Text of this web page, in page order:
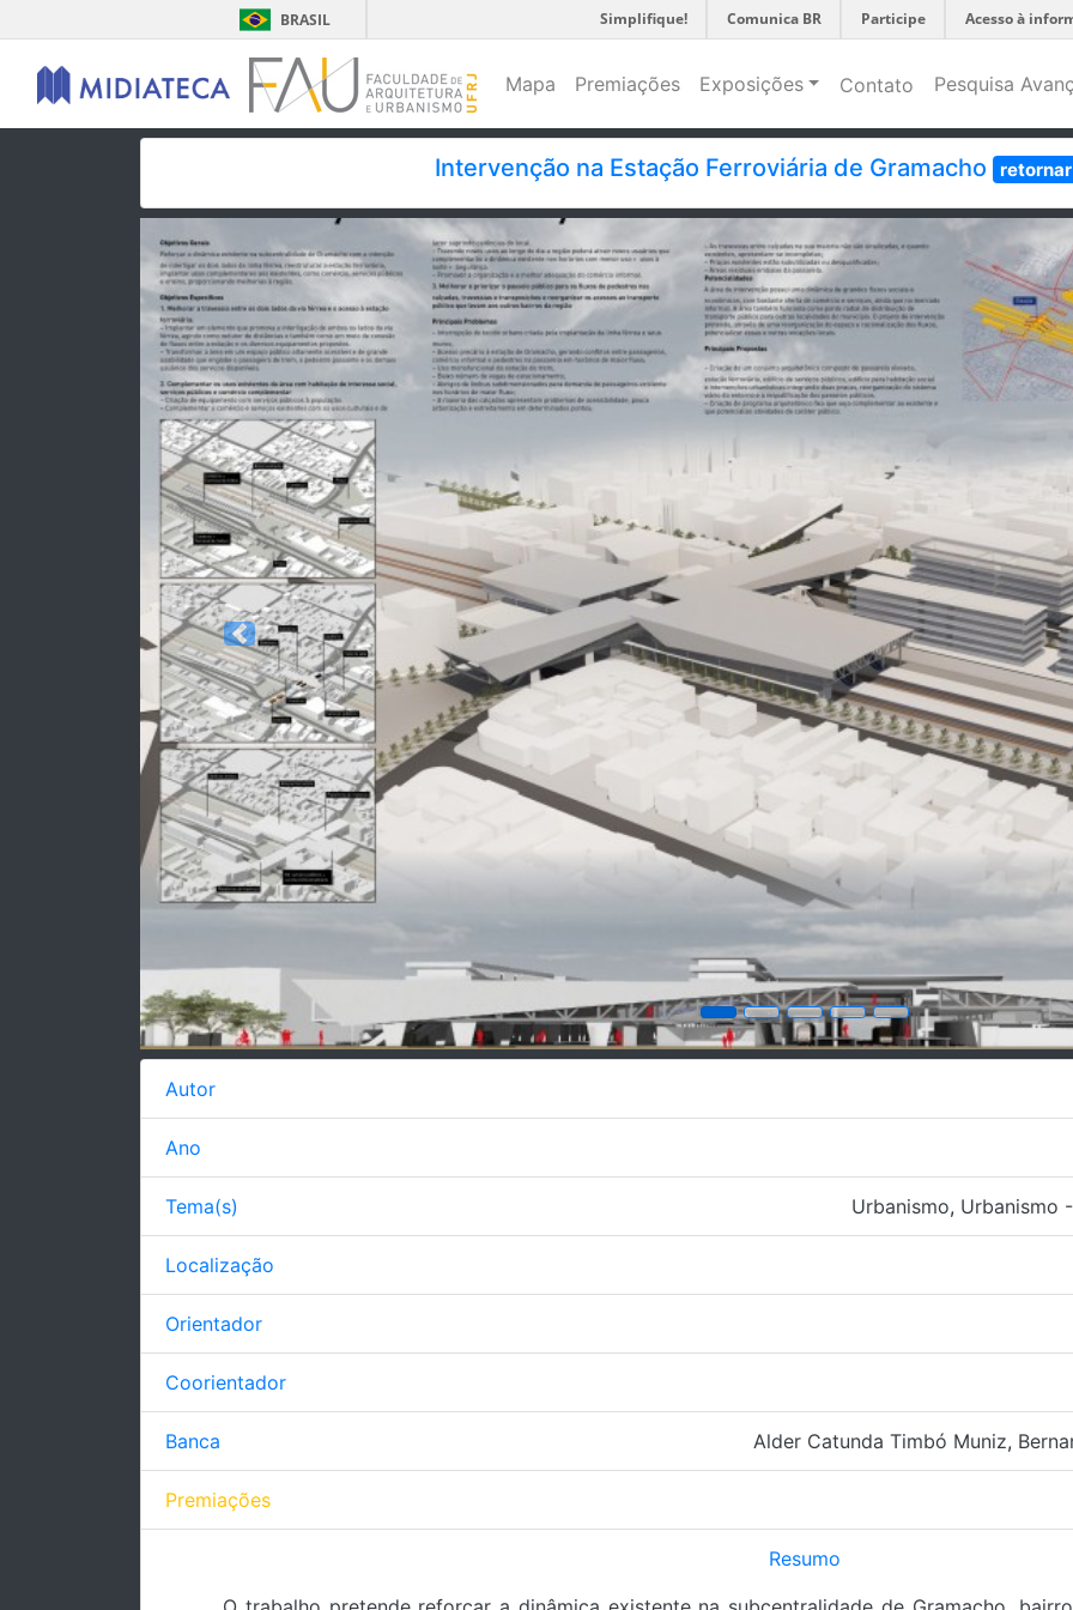
BRASIL Simplifique! Comunica BR Participe Acesso à
Mapa Premiações Exposições Contato Pesquisa
Intervenção na Estação Ferroviária de Gramacho
Previous
Autor
Ano
Tema(s) Urbanismo, Urbanismo
Localização
Orientador
Coorientador
Banca Alder Catunda Timbó Muniz,
Premiações
Resumo